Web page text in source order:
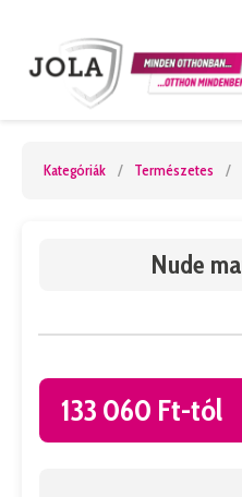
Kategóriák / Természetes /
Nude
133 060 Ft-tól